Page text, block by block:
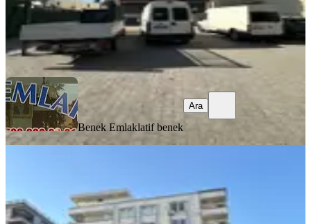
Benek Emlak latif benek
Ara
Benek Emlaklatif benek
Ara
Haliliye, Şair Şevket Mahallesi